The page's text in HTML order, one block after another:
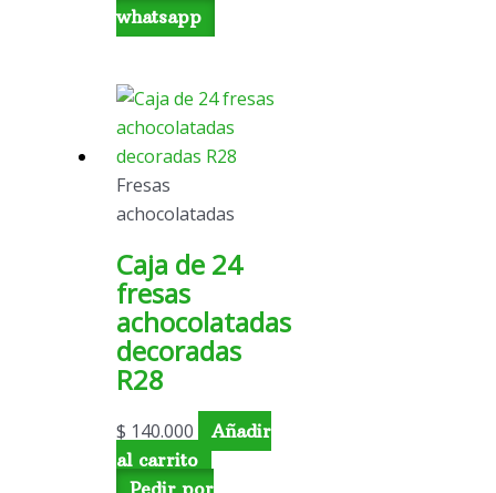
whatsapp
Fresas
achocolatadas
Caja de 24
fresas
achocolatadas
decoradas
R28
$ 140.000
Añadir
al carrito
Pedir por